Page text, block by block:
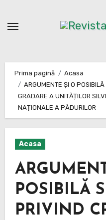
Prima pagină
Acasa
ARGUMENTE ȘI O
GRADARE A UNITĂȚILOR
NAȚIONALE A PĂDURILOR
Acasa
POSIBILĂ
PRIVIND